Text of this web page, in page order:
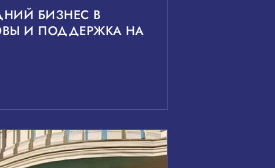
БИЗНЕС В
И ПОДДЕРЖКА НА